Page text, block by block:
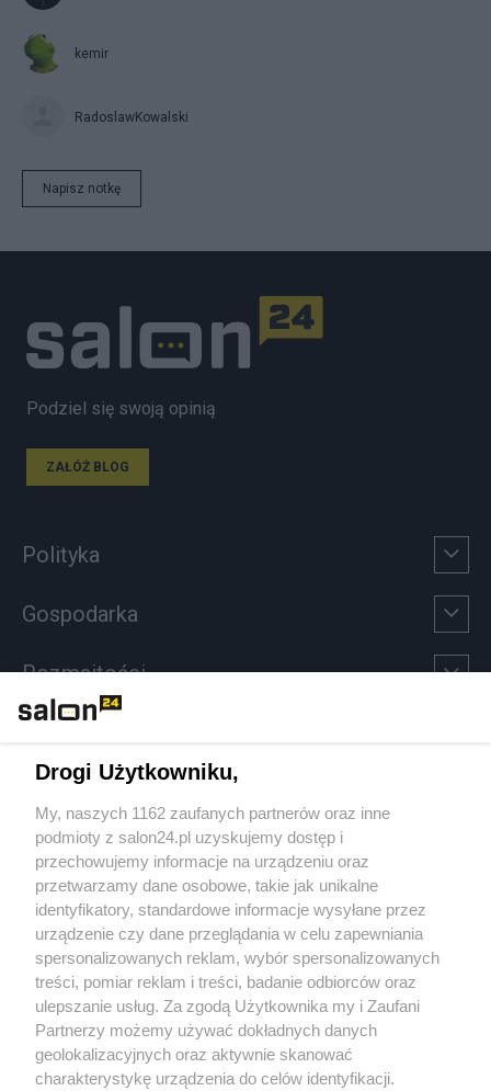
kemir
RadoslawKowalski
Napisz notkę
Podziel się swoją opinią
ZAŁÓŻ BLOG
Polityka
Gospodarka
Rozmaitości
Sport
Społeczeństwo
Kultura
X Facebook Instagram Youtube
Drogi Użytkowniku,
My, naszych 1162 zaufanych partnerów oraz inne
podmioty z salon24.pl uzyskujemy dostęp i
przechowujemy informacje na urządzeniu oraz
przetwarzamy dane osobowe, takie jak unikalne
identyfikatory, standardowe informacje wysyłane przez
urządzenie czy dane przeglądania w celu zapewniania
spersonalizowanych reklam, wybór spersonalizowanych
treści, pomiar reklam i treści, badanie odbiorców oraz
ulepszanie usług. Za zgodą Użytkownika my i Zaufani
Partnerzy możemy używać dokładnych danych
geolokalizacyjnych oraz aktywnie skanować
charakterystykę urządzenia do celów identyfikacji.